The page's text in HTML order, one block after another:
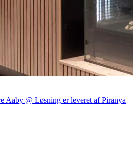
Aaby @ Løsning er leveret af Piranya